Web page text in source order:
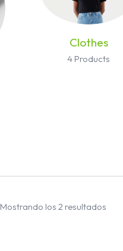
Clothes
4 Products
Mostrando los 2 resultados